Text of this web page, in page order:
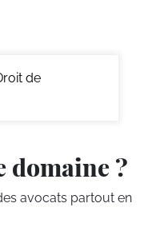
de
domaine ?
avocats partout en